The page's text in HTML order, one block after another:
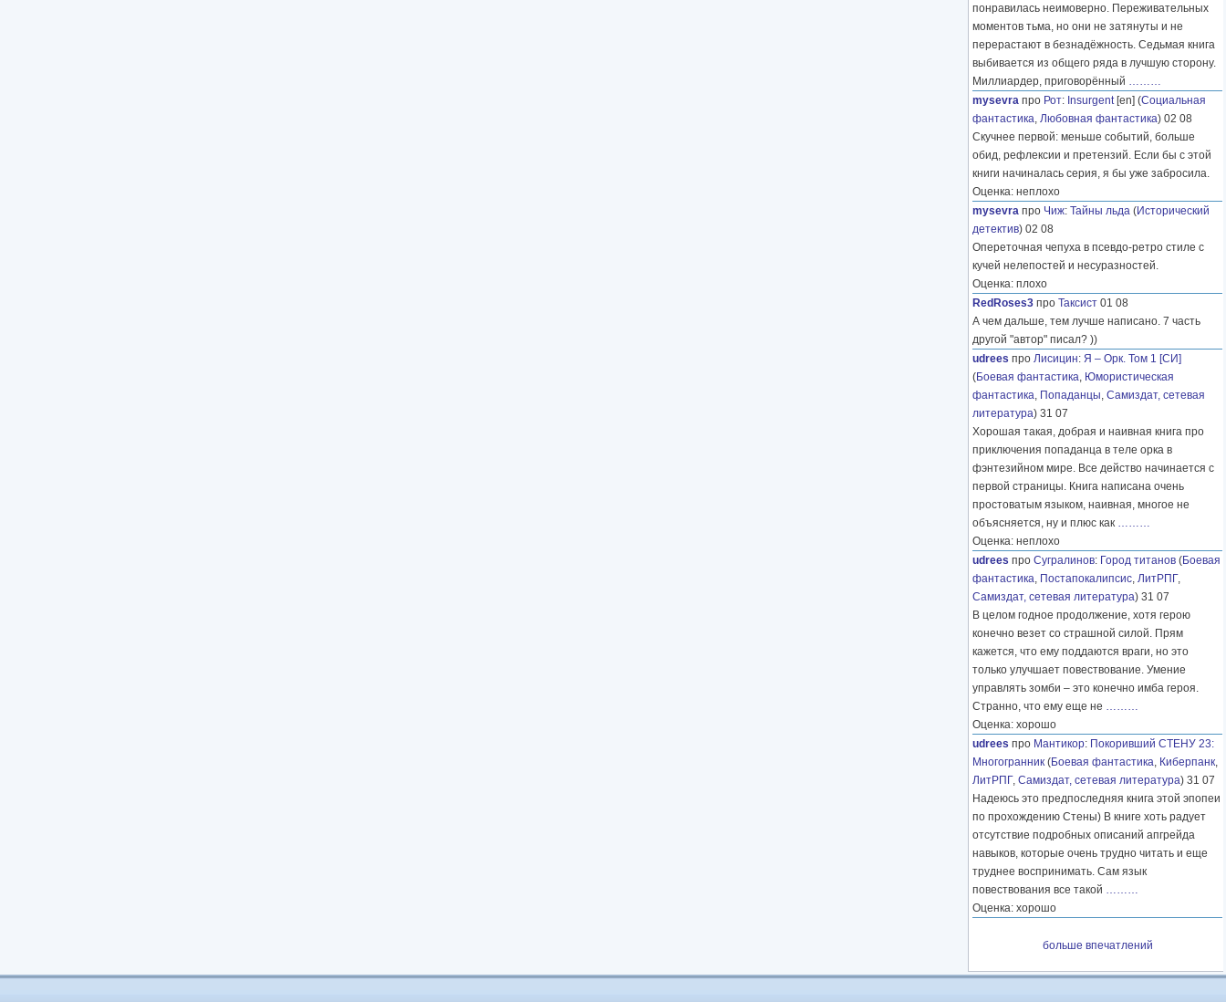
понравилась неимоверно. Переживательных
моментов тьма, но они не затянуты и не
перерастают в безнадёжность. Седьмая книга
выбивается из общего ряда в лучшую сторону.
Миллиардер, приговорённый ………
mysevra про Рот: Insurgent[en] (Социальная
фантастика, Любовная фантастика) 02 08
Скучнее первой: меньше событий, больше
обид, рефлексии и претензий. Если бы с этой
книги начиналась серия, я бы уже забросила.
Оценка: неплохо
mysevra про Чиж: Тайны льда (Исторический
детектив) 02 08
Опереточная чепуха в псевдо-ретро стиле с
кучей нелепостей и несуразностей.
Оценка: плохо
RedRoses3 про Таксист 01 08
А чем дальше, тем лучше написано. 7 часть
другой "автор" писал? ))
udrees про Лисицин: Я – Орк. Том 1 [СИ]
(Боевая фантастика, Юмористическая
фантастика, Попаданцы, Самиздат, сетевая
литература) 31 07
Хорошая такая, добрая и наивная книга про
приключения попаданца в теле орка в
фэнтезийном мире. Все действо начинается с
первой страницы. Книга написана очень
простоватым языком, наивная, многое не
объясняется, ну и плюс как ………
Оценка: неплохо
udrees про Сугралинов: Город титанов (Боевая
фантастика, Постапокалипсис, ЛитРПГ,
Самиздат, сетевая литература) 31 07
В целом годное продолжение, хотя герою
конечно везет со страшной силой. Прям
кажется, что ему поддаются враги, но это
только улучшает повествование. Умение
управлять зомби – это конечно имба героя.
Странно, что ему еще не ………
Оценка: хорошо
udrees про Мантикор: Покоривший СТЕНУ 23:
Многогранник (Боевая фантастика, Киберпанк,
ЛитРПГ, Самиздат, сетевая литература) 31 07
Надеюсь это предпоследняя книга этой эпопеи
по прохождению Стены) В книге хоть радует
отсутствие подробных описаний апгрейда
навыков, которые очень трудно читать и еще
труднее воспринимать. Сам язык
повествования все такой ………
Оценка: хорошо
больше впечатлений